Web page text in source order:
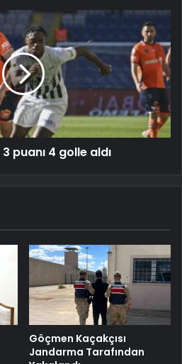
puanı 4 golle aldı
Göçmen Kaçakçısı
Jandarma Tarafından